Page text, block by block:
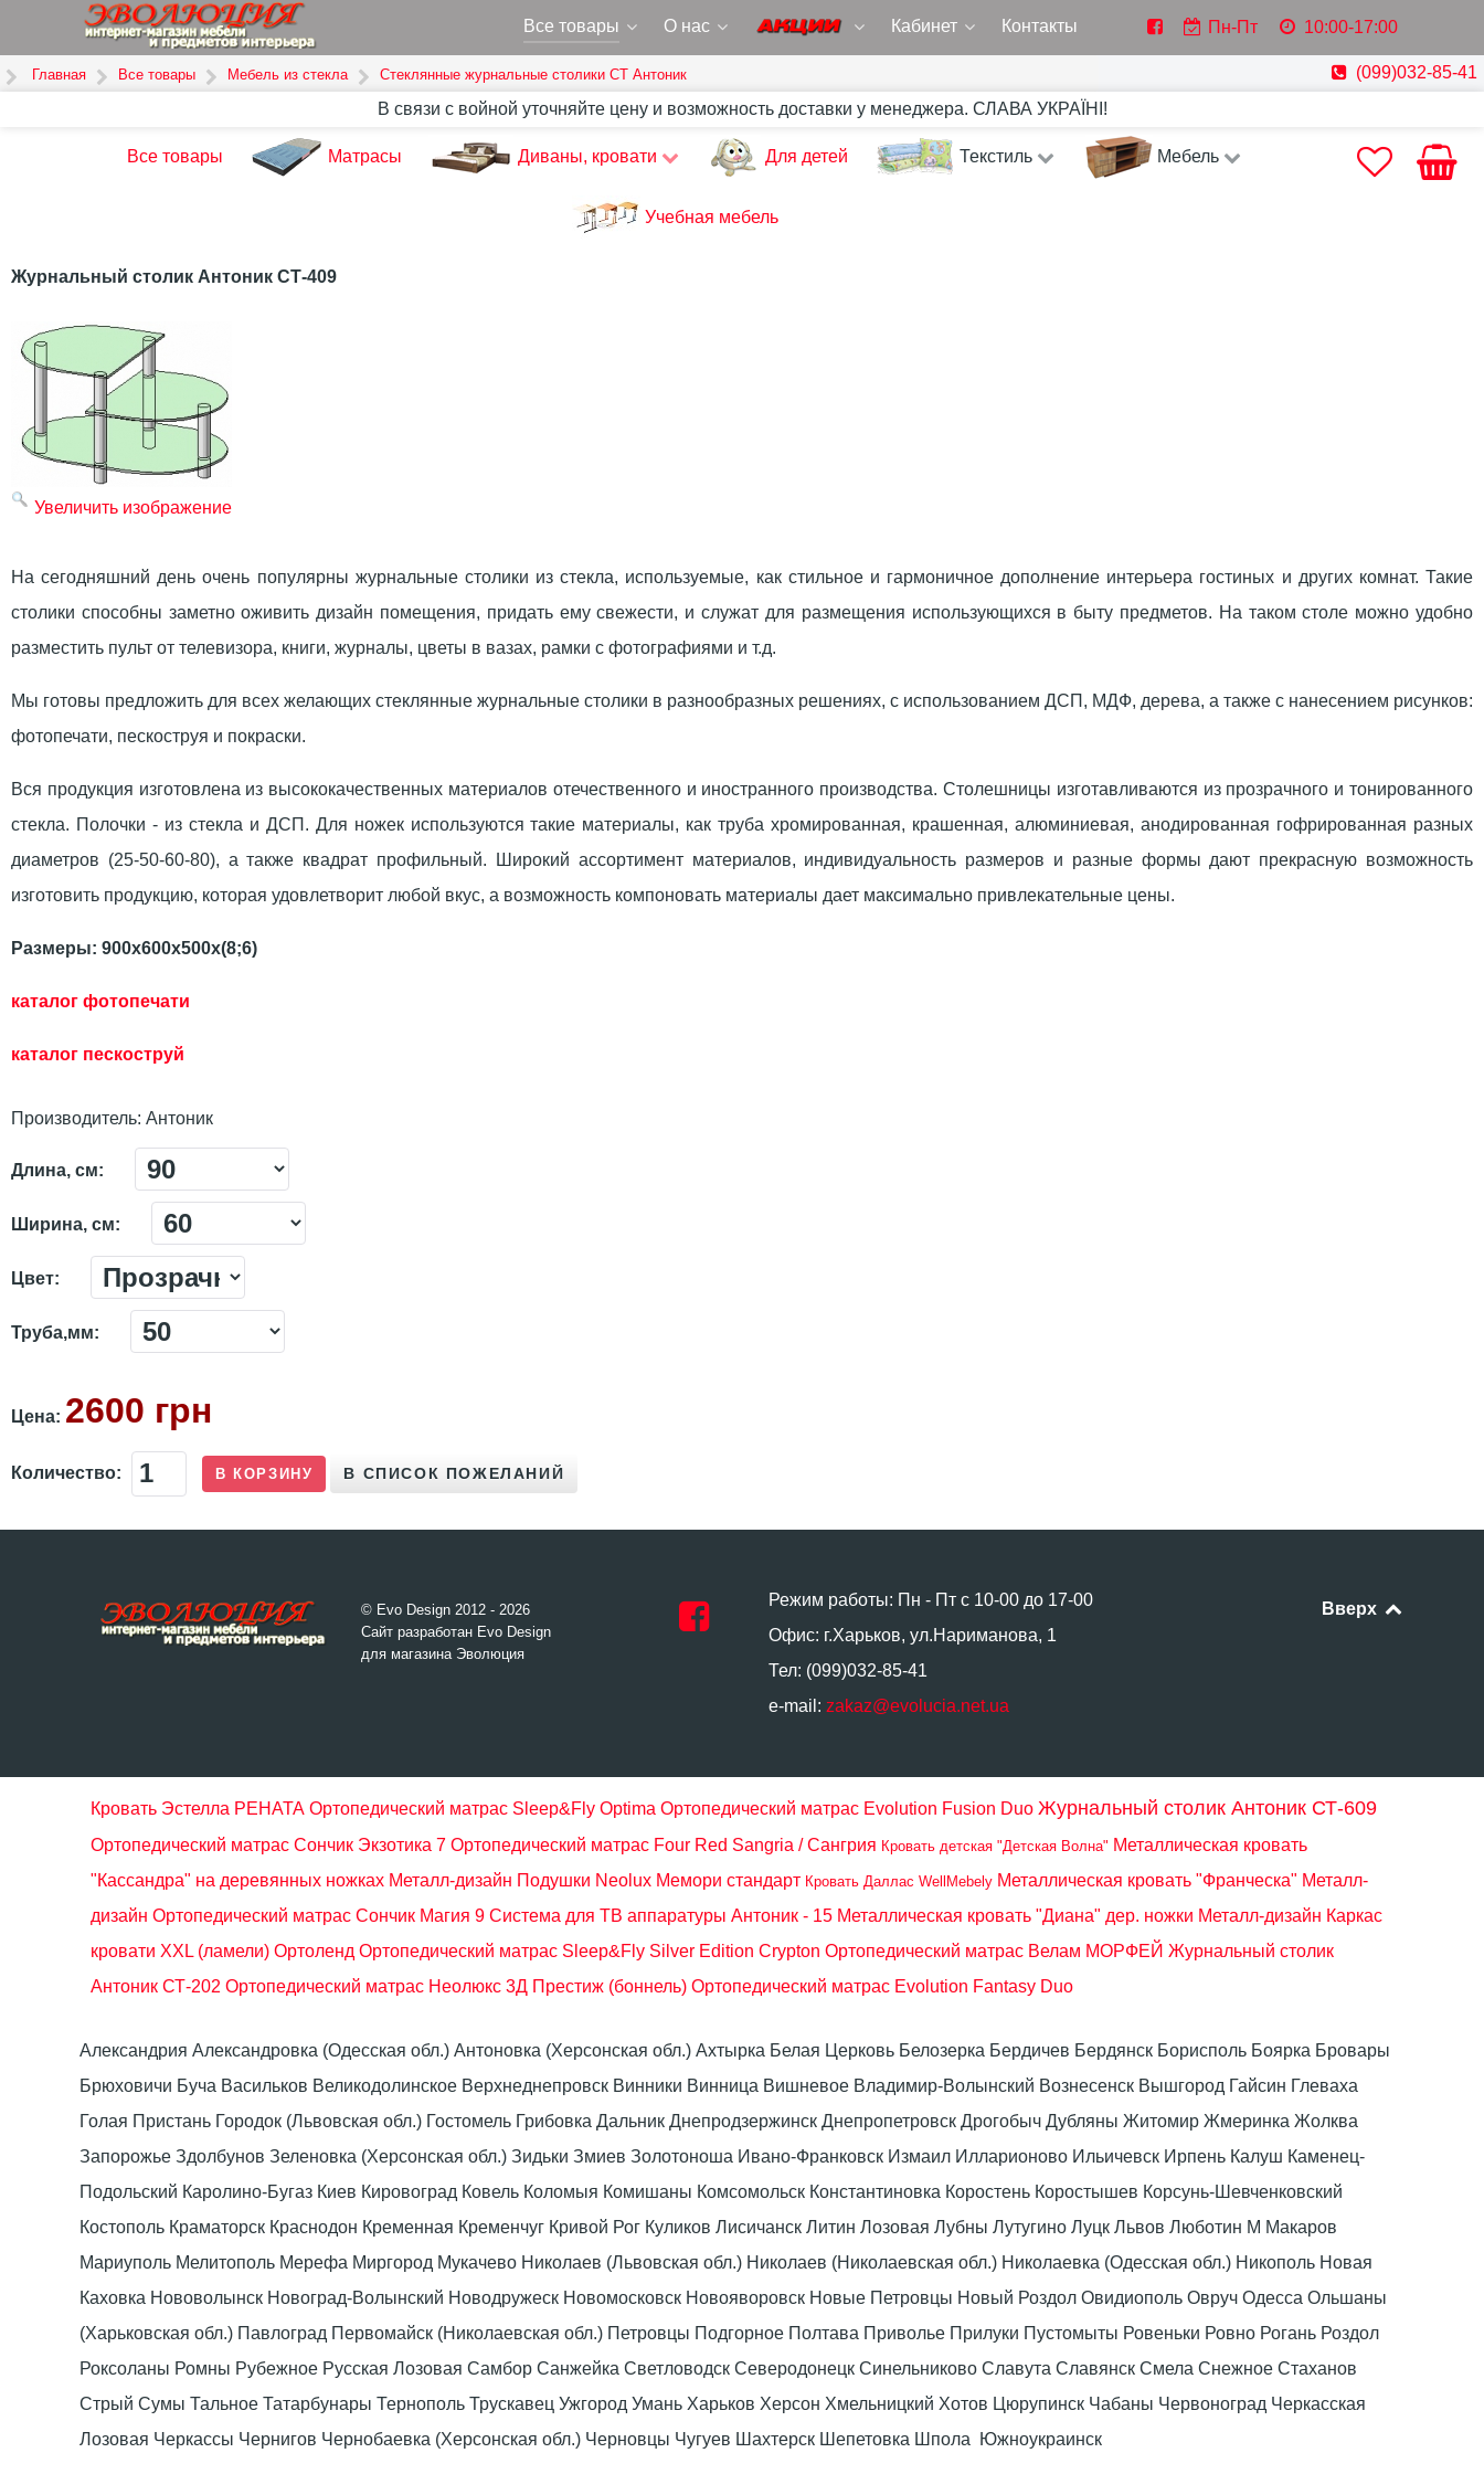
Все товары О нас Кабинет Контакты Пн-Пт 10:00-17:00
Главная Все товары Мебель из стекла Стеклянные журнальные столики СТ Антоник
(099)032-85-41
В связи с войной уточняйте цену и возможность доставки у менеджера. СЛАВА УКРАЇНІ!
Все товары Матрасы Диваны, кровати Для детей Текстиль Мебель
Учебная мебель
Журнальный столик Антоник СТ-409
Увеличить изображение
На сегодняшний день очень популярны журнальные столики из стекла, используемые, как стильное и гармоничное дополнение интерьера гостиных и других комнат. Такие
столики способны заметно оживить дизайн помещения, придать ему свежести, и служат для размещения использующихся в быту предметов. На таком столе можно удобно
разместить пульт от телевизора, книги, журналы, цветы в вазах, рамки с фотографиями и т.д.
Мы готовы предложить для всех желающих стеклянные журнальные столики в разнообразных решениях, с использованием ДСП, МДФ, дерева, а также с нанесением рисунков:
фотопечати, пескоструя и покраски.
Вся продукция изготовлена из высококачественных материалов отечественного и иностранного производства. Столешницы изготавливаются из прозрачного и тонированного
стекла. Полочки - из стекла и ДСП. Для ножек используются такие материалы, как труба хромированная, крашенная, алюминиевая, анодированная гофрированная разных
диаметров (25-50-60-80), а также квадрат профильный. Широкий ассортимент материалов, индивидуальность размеров и разные формы дают прекрасную возможность
изготовить продукцию, которая удовлетворит любой вкус, а возможность компоновать материалы дает максимально привлекательные цены.
Размеры: 900х600х500х(8;6)
каталог фотопечати
каталог пескоструй
Производитель: Антоник
Длина, см:
Ширина, см:
Цвет:
Труба,мм:
Цена: 2600 грн
Количество:
© Evo Design 2012 - 2026
Сайт разработан Evo Design
для магазина Эволюция
Режим работы: Пн - Пт с 10-00 до 17-00
Офис: г.Харьков, ул.Нариманова, 1
Тел: (099)032-85-41
e-mail: zakaz@evolucia.net.ua
Вверх
Кровать Эстелла РЕНАТА Ортопедический матрас Sleep&Fly Optima Ортопедический матрас Evolution Fusion Duo Журнальный столик Антоник СТ-609
Ортопедический матрас Сончик Экзотика 7 Ортопедический матрас Four Red Sangria / Сангрия Кровать детская "Детская Волна" Металлическая кровать
"Кассандра" на деревянных ножках Металл-дизайн Подушки Neolux Мемори стандарт Кровать Даллас WellMebely Металлическая кровать "Франческа" Металл-
дизайн Ортопедический матрас Сончик Магия 9 Система для ТВ аппаратуры Антоник - 15 Металлическая кровать "Диана" дер. ножки Металл-дизайн Каркас
кровати XXL (ламели) Ортоленд Ортопедический матрас Sleep&Fly Silver Edition Crypton Ортопедический матрас Велам МОРФЕЙ Журнальный столик
Антоник СТ-202 Ортопедический матрас Неолюкс 3Д Преcтиж (боннель) Ортопедический матрас Evolution Fantasy Duo
Александрия Александровка (Одесская обл.) Антоновка (Херсонская обл.) Ахтырка Белая Церковь Белозерка Бердичев Бердянск Борисполь Боярка Бровары
Брюховичи Буча Васильков Великодолинское Верхнеднепровск Винники Винница Вишневое Владимир-Волынский Вознесенск Вышгород Гайсин Глеваха
Голая Пристань Городок (Львовская обл.) Гостомель Грибовка Дальник Днепродзержинск Днепропетровск Дрогобыч Дубляны Житомир Жмеринка Жолква
Запорожье Здолбунов Зеленовка (Херсонская обл.) Зидьки Змиев Золотоноша Ивано-Франковск Измаил Илларионово Ильичевск Ирпень Калуш Каменец-
Подольский Каролино-Бугаз Киев Кировоград Ковель Коломыя Комишаны Комсомольск Константиновка Коростень Коростышев Корсунь-Шевченковский
Костополь Краматорск Краснодон Кременная Кременчуг Кривой Рог Куликов Лисичанск Литин Лозовая Лубны Лутугино Луцк Львов Люботин М Макаров
Мариуполь Мелитополь Мерефа Миргород Мукачево Николаев (Львовская обл.) Николаев (Николаевская обл.) Николаевка (Одесская обл.) Никополь Новая
Каховка Нововолынск Новоград-Волынский Новодружеск Новомосковск Новояворовск Новые Петровцы Новый Роздол Овидиополь Овруч Одесса Ольшаны
(Харьковская обл.) Павлоград Первомайск (Николаевская обл.) Петровцы Подгорное Полтава Приволье Прилуки Пустомыты Ровеньки Ровно Рогань Роздол
Роксоланы Ромны Рубежное Русская Лозовая Самбор Санжейка Светловодск Северодонецк Синельниково Славута Славянск Смела Снежное Стаханов
Стрый Сумы Тальное Татарбунары Тернополь Трускавец Ужгород Умань Харьков Херсон Хмельницкий Хотов Цюрупинск Чабаны Червоноград Черкасская
Лозовая Черкассы Чернигов Чернобаевка (Херсонская обл.) Черновцы Чугуев Шахтерск Шепетовка Шпола Южноукраинск